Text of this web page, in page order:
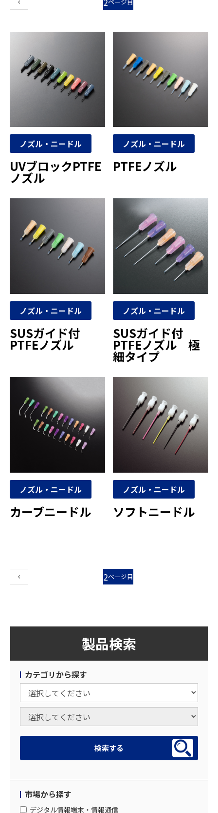
ノズル・ニードル
UVブロックPTFE
ノズル
ノズル・ニードル
PTFEノズル
ノズル・ニードル
SUSガイド付
PTFEノズル
ノズル・ニードル
SUSガイド付
PTFEノズル 極
細タイプ
ノズル・ニードル
カーブニードル
ノズル・ニードル
ソフトニードル
2
製品検索
カテゴリから探す
市場から探す
デジタル情報端末・情報通信